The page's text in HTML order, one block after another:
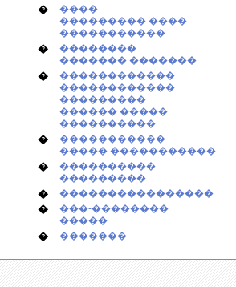
�
����
��������� ����
�����������
�
��������
������� �������
�
������������
������������
���������
������ �����
����������
�
�����������
����� �����������
�
����������
���������
� ����������������
�
���-��������
�����
� �������